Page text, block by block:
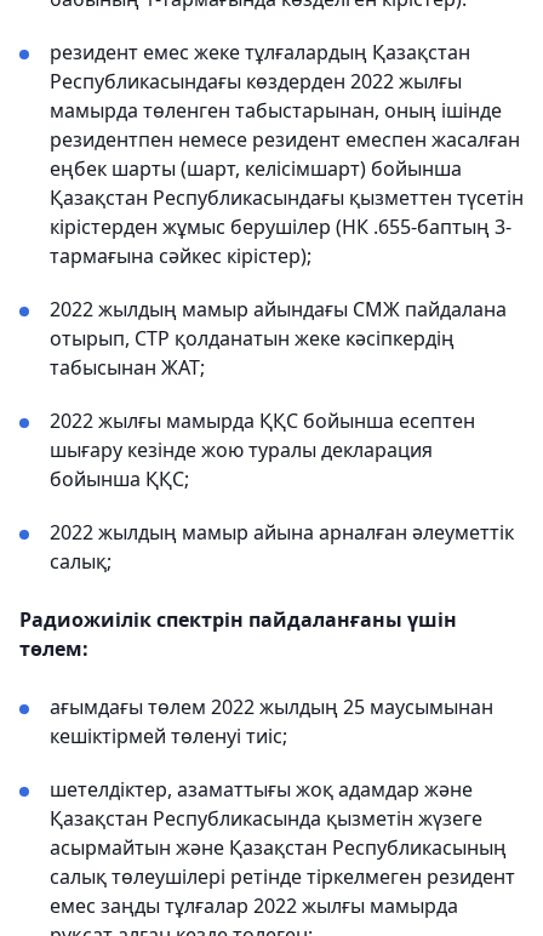
резидент емес жеке тұлғалардың Қазақстан
Республикасындағы көздерден 2022 жылғы
мамырда төленген табыстарынан, оның ішінде
резидентпен немесе резидент емеспен жасалған
еңбек шарты (шарт, келісімшарт) бойынша
Қазақстан Республикасындағы қызметтен түсетін
кірістерден жұмыс берушілер (НК .655-баптың 3-
тармағына сәйкес кірістер);
2022 жылдың мамыр айындағы СМЖ пайдалана
отырып, СТР қолданатын жеке кәсіпкердің
табысынан ЖАТ;
2022 жылғы мамырда ҚҚС бойынша есептен
шығару кезінде жою туралы декларация
бойынша ҚҚС;
2022 жылдың мамыр айына арналған әлеуметтік
салық;
Радиожиілік спектрін пайдаланғаны үшін
төлем:
ағымдағы төлем 2022 жылдың 25 маусымынан
кешіктірмей төленуі тиіс;
шетелдіктер, азаматтығы жоқ адамдар және
Қазақстан Республикасында қызметін жүзеге
асырмайтын және Қазақстан Республикасының
салық төлеушілері ретінде тіркелмеген резидент
емес заңды тұлғалар 2022 жылғы мамырда